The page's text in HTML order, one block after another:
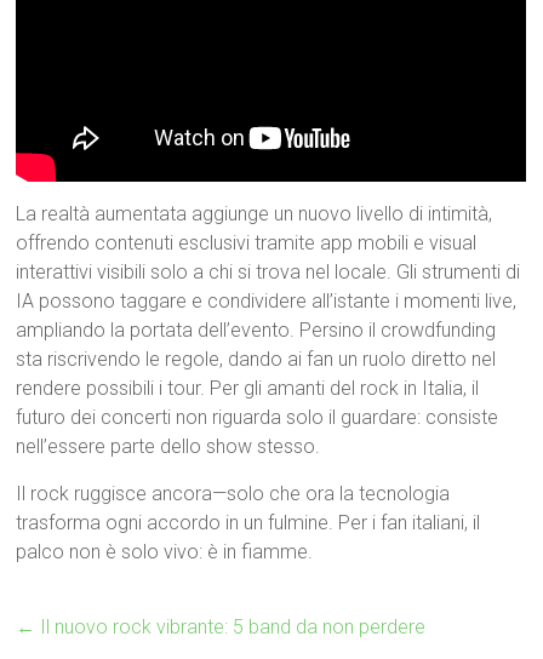
La realtà aumentata aggiunge un nuovo livello di intimità,
offrendo contenuti esclusivi tramite app mobili e visual
interattivi visibili solo a chi si trova nel locale. Gli strumenti di
IA possono taggare e condividere all’istante i momenti live,
ampliando la portata dell’evento. Persino il crowdfunding
sta riscrivendo le regole, dando ai fan un ruolo diretto nel
rendere possibili i tour. Per gli amanti del rock in Italia, il
futuro dei concerti non riguarda solo il guardare: consiste
nell’essere parte dello show stesso.
Il rock ruggisce ancora—solo che ora la tecnologia
trasforma ogni accordo in un fulmine. Per i fan italiani, il
palco non è solo vivo: è in fiamme.
← Il nuovo rock vibrante: 5 band da non perdere